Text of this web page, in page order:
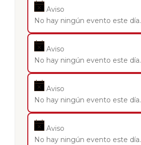
Aviso
No hay ningún evento este día.
Aviso
No hay ningún evento este día.
Aviso
No hay ningún evento este día.
Aviso
No hay ningún evento este día.